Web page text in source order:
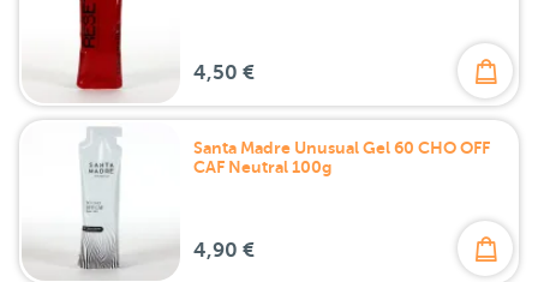
4,50 €
Santa Madre Unusual Gel 60 CHO OFF
CAF Neutral 100g
4,90 €